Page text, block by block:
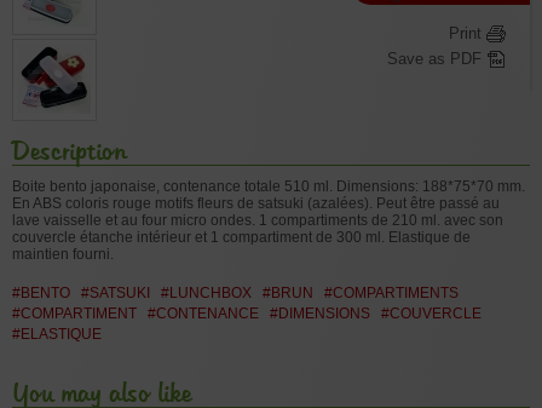
Print
Save as PDF
Description
Boite bento japonaise, contenance totale 510 ml. Dimensions: 188*75*70 mm.
En ABS coloris rouge motifs fleurs de satsuki (azalées). Peut être passé au
lave vaisselle et au four micro ondes. 1 compartiments de 210 ml. avec son
couvercle étanche intérieur et 1 compartiment de 300 ml. Elastique de
maintien fourni.
#BENTO #SATSUKI #LUNCHBOX #BRUN
#COMPARTIMENTS
#COMPARTIMENT
#CONTENANCE #DIMENSIONS
#COUVERCLE
#ELASTIQUE
You may also like